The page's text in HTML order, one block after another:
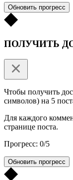
Обновить прогресс
ПОЛУЧИТЬ
Чтобы получить
символов) на 5
Для каждого
странице поста.
Прогресс: 0/5
Обновить прогресс